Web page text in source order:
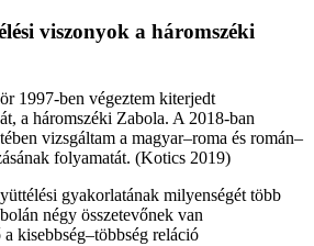
viszonyok a háromszéki
1997-ben végeztem kiterjedt
a háromszéki Zabola. A 2018-ban
vizsgáltam a magyar–roma és román–
folyamatát. (Kotics 2019)
gyakorlatának milyenségét több
négy összetevőnek van
kisebbség–többség reláció